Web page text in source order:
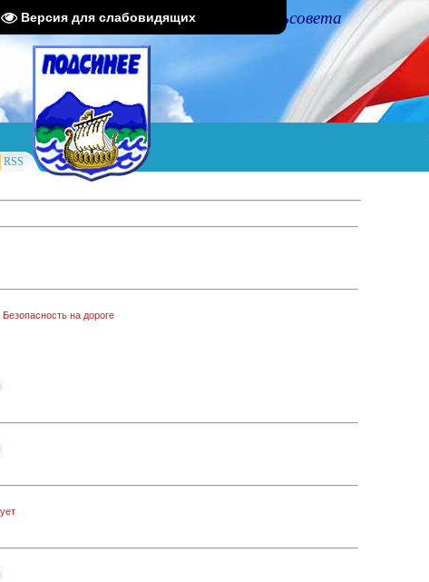
Версия для слабовидящих
Администрации Подсинского сельсовета
RSS
на дороге